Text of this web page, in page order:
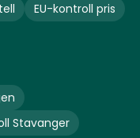
EU-kontroll pris
Stavanger